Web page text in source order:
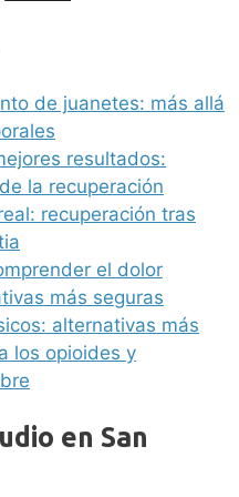
de juanetes: más allá
resultados:
la recuperación
recuperación tras
el dolor
más seguras
alternativas más
los opioides y
en San